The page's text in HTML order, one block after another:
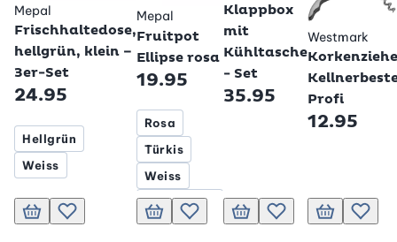
Mepal
Frischhaltedose,
hellgrün, klein –
3er-Set
24.95
Hellgrün
Weiss
In den Warenkorb
Zur Wunschliste hinzufügen
Mepal
Fruitpot
Ellipse rosa
19.95
Rosa
Türkis
Weiss
Dunkelblau
RotIn den Warenkorb
Zur Wunschliste hinzufügen
Klappbox
mit
Kühltasche
- Set
35.95
In den Warenkorb
Zur Wunschliste
Westmark
Profi
12.95
In den Zur